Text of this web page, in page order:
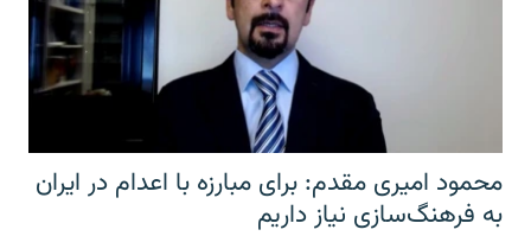
محمود امیری مقدم: برای مبارزه با اعدام در ایران
به فرهنگ‌سازی نیاز داریم